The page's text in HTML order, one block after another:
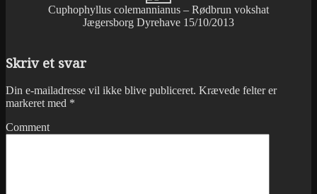
Cuphophyllus colemannianus – Rødbrun vokshat
Jægersborg Dyrehave 15/10/2013
Skriv et svar
Din e-mailadresse vil ikke blive publiceret. Krævede felter er
markeret med *
Comment